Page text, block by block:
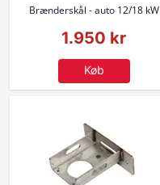
Brænderskål - auto 12/18 kW
1.950 kr
Køb